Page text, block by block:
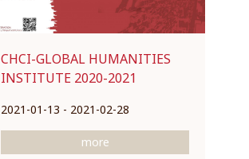
CHCI-GLOBAL HUMANITIES
INSTITUTE 2020-2021
2021-01-13 - 2021-02-28
more